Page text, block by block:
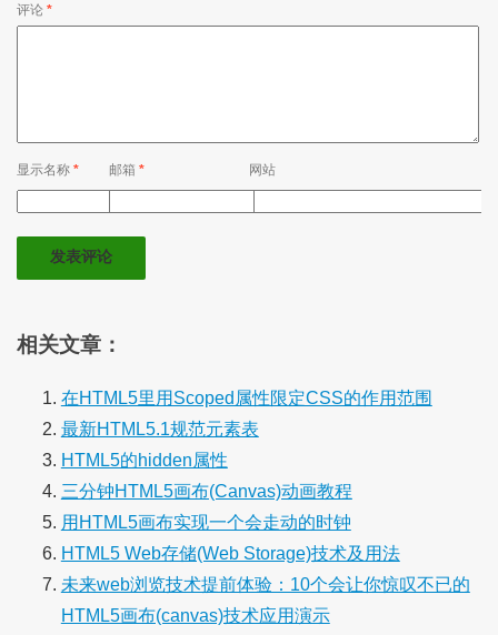
评论 *
显示名称 * 网站
邮箱*
相关文章：
在HTML5里用Scoped属性限定CSS的作用范围
最新HTML5.1规范元素表
HTML5的hidden属性
三分钟HTML5画布(Canvas)动画教程
用HTML5画布实现一个会走动的时钟
HTML5 Web存储(Web Storage)技术及用法
未来web浏览技术提前体验：10个会让你惊叹不已的
HTML5画布(canvas)技术应用演示